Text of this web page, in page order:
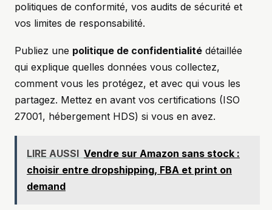
politiques de conformité, vos audits de sécurité et
vos limites de responsabilité.
Publiez une politique de confidentialité détaillée
qui explique quelles données vous collectez,
comment vous les protégez, et avec qui vous les
partagez. Mettez en avant vos certifications (ISO
27001, hébergement HDS) si vous en avez.
LIRE AUSSI Vendre sur Amazon sans stock :
choisir entre dropshipping, FBA et print on
demand